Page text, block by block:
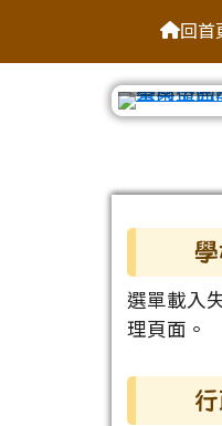
臺南市鹽回首
左邊
選單載入
理頁面。
頁尾